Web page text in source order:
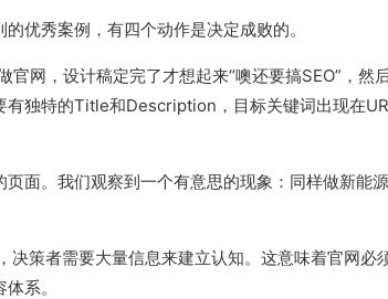
优秀案例，有四个动作是决定成败的。
官网，设计稿定完了才想起来“噢还要搞SEO”，然
独特的Title和Description，目标关键词出现在
面。我们观察到一个有意思的现象：同样做新能
决策者需要大量信息来建立认知。这意味着官网
系。